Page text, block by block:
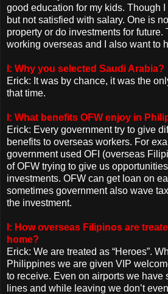
good education for my kids. Though
but not satisfied with salary. One is
property or do investments for future.
working overseas and I also want to
I: Why you selected Saudi Arabia?
Erick: It was by chance, it was the
that time.
I: What benefits OFW enjoy in
Erick: Every government try to give
benefits to overseas workers. For
government used OFI (overseas
of OFW trying to give us
investments. OFW can get loan on
sometimes government also wave
the investment.
I: How overseas Filipinos are
home?
Erick: We are treated as “Heroes”.
Philippines we are given VIP
to receive. Even on airports we have
lines and while leaving we don’t